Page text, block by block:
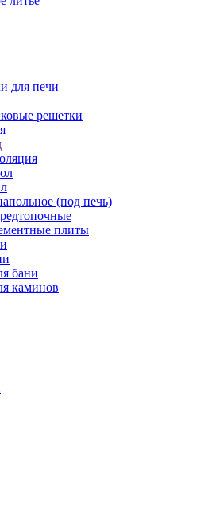
для печи
решетки
(под печь)
плиты
бани
каминов